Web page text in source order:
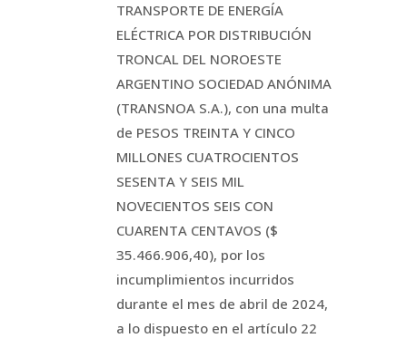
TRANSPORTE DE ENERGÍA
ELÉCTRICA POR DISTRIBUCIÓN
TRONCAL DEL NOROESTE
ARGENTINO SOCIEDAD ANÓNIMA
(TRANSNOA S.A.), con una multa
de PESOS TREINTA Y CINCO
MILLONES CUATROCIENTOS
SESENTA Y SEIS MIL
NOVECIENTOS SEIS CON
CUARENTA CENTAVOS ($
35.466.906,40), por los
incumplimientos incurridos
durante el mes de abril de 2024,
a lo dispuesto en el artículo 22